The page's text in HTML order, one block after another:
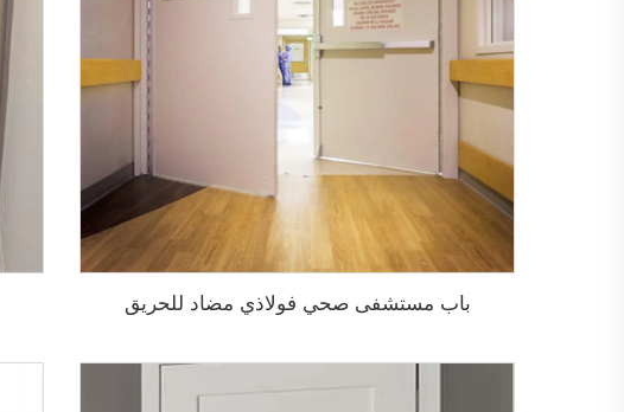
باب مستشفى صحي فولاذي مضاد للحريق